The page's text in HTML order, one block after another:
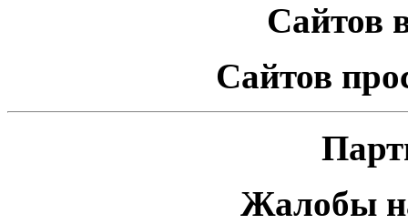
Сайтов
Сайтов
Жалобы